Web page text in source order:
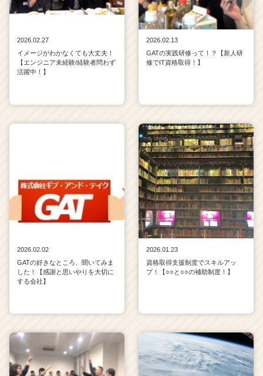
2026.02.27
イメージがわかなくても大丈夫！
【エンジニア未経験/経験者問わず
活躍中！】
2026.02.13
GATの実践研修って！？【新人研
修でIT資格取得！】
2026.02.02
GATの好きなところ、聞いてみま
した！【感謝と思いやりを大切に
する会社】
2026.01.23
資格取得支援制度でスキルアッ
プ！【○○と○○の補助制度！】